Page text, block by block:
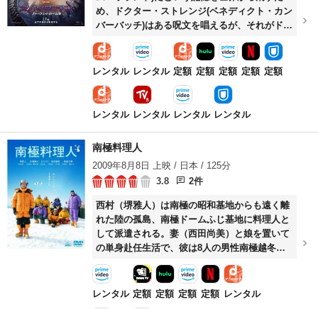
め、ドクター・ストレンジ(ベネディクト・カン
バーバッチ)はある呪文を唱えるが、それがドッ
ク・オク(アルフレッド・モリナ)らヴィランた
ちを呼び寄せてしまう。ヴィランの攻撃によっ
て、ピーターのみならず恋人のMJ(ゼンデイヤ)
レンタル レンタル 定額 定額 定額 定額 定額
レンタル レンタル レンタル レンタル
南極料理人
2009年8月8日 上映 / 日本 / 125分
3.8
2件
西村（堺雅人）は南極の昭和基地からも遠く離
れた陸の孤島、南極ドームふじ基地に料理人と
して派遣される。妻（西田尚美）と娘を置いて
の単身赴任生活で、彼は8人の男性南極越冬隊
員たちの胃袋を満たすという大役を任される。
基地では雪氷学者（生瀬勝久）をはじめ、雪氷
サポート隊員（高良健吾）らが彼の料理を心待
レンタル 定額 定額 定額 定額 レンタル